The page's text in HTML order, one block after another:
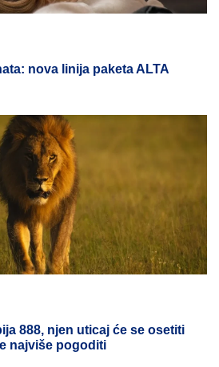
nova linija paketa ALTA
888, njen uticaj će se osetiti
najviše pogoditi